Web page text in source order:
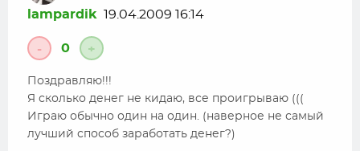
lampardik 19.04.2009 16:14
- 0 +
Поздравляю!!!
Я сколько денег не кидаю, все проигрываю (((
Играю обычно один на один. (наверное не самый
лучший способ заработать денег?)